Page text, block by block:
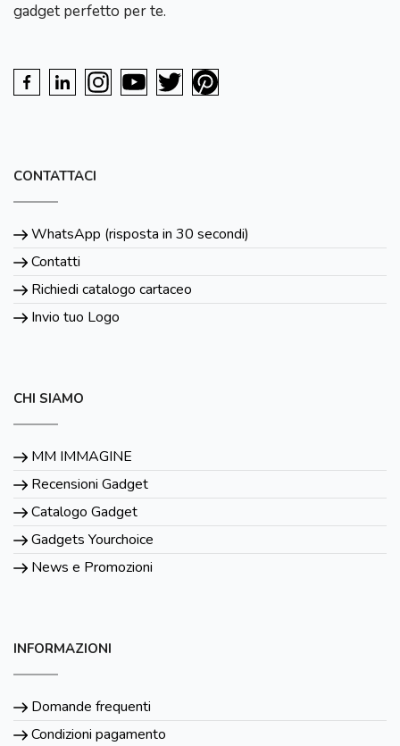
gadget perfetto per te.
CONTATTACI
WhatsApp (risposta in 30 secondi)
Contatti
Richiedi catalogo cartaceo
Invio tuo Logo
CHI SIAMO
MM IMMAGINE
Recensioni Gadget
Catalogo Gadget
Gadgets Yourchoice
News e Promozioni
INFORMAZIONI
Domande frequenti
Condizioni pagamento